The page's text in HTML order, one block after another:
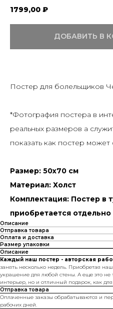
1799,00 ₽
ДОБАВИТЬ В
Постер для болельщиков
*Фотография постера в
реальных размеров а
показать как постер
Размер: 50х70 см
Материал: Холст
Комплектация: Постер в
приобретается отдельно
Описание
Отправка товара
Оплата и доставка
Размер упаковки
Описание
Каждый наш постер - авторская
занять несколько недель. Приобретая
украшение для любой стены. А еще это не
интерьер, но и отличный подарок, как
Отправка товара
Оплаченные заказы обрабатываются и
рабочих дней.